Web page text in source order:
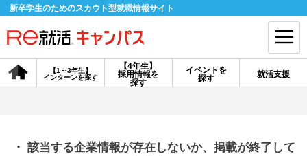
新卒学生のためのスカウト型就職情報サイト
【4年生】
採用情報を
探す
【1～3年生】
インターンを探す
イベントを
探す
就活支援
会員登録 ログイン
探す
・ 該当する企業情報が存在しないか、掲載が終了して